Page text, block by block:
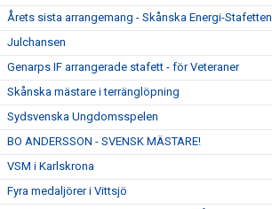
Årets sista arrangemang - Skånska Energi-Stafetten
Julchansen
Genarps IF arrangerade stafett - för Veteraner
Skånska mästare i terränglöpning
Sydsvenska Ungdomsspelen
BO ANDERSSON - SVENSK MÄSTARE!
VSM i Karlskrona
Fyra medaljörer i Vittsjö